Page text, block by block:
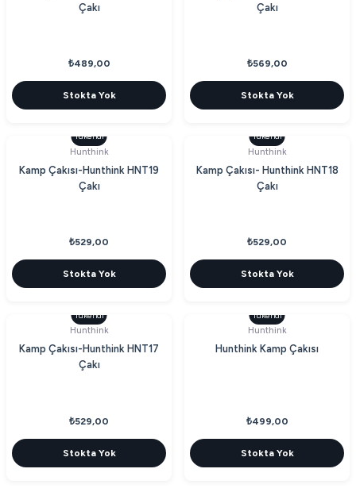
Çakı
₺489,00
Stokta Yok
Çakı
₺569,00
Stokta Yok
Tükendi
Hunthink
Kamp Çakısı-Hunthink HNT19
Çakı
₺529,00
Stokta Yok
Tükendi
Hunthink
Kamp Çakısı- Hunthink HNT18
Çakı
₺529,00
Stokta Yok
Tükendi
Hunthink
Kamp Çakısı-Hunthink HNT17
Çakı
₺529,00
Stokta Yok
Tükendi
Hunthink
Hunthink Kamp Çakısı
₺499,00
Stokta Yok